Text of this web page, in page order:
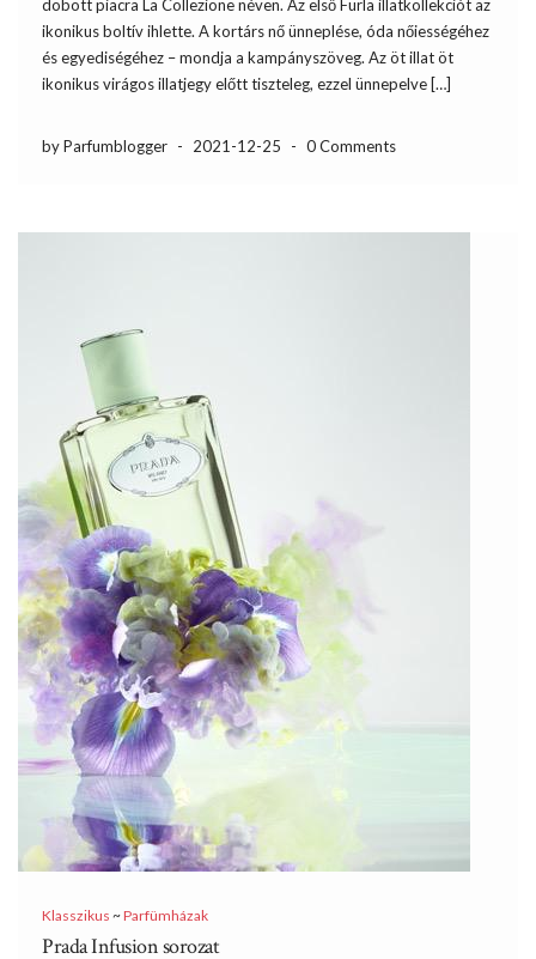
dobott piacra La Collezione néven. Az első Furla illatkollekciót az
ikonikus boltív ihlette. A kortárs nő ünneplése, óda nőiességéhez
és egyediségéhez – mondja a kampányszöveg. Az öt illat öt
ikonikus virágos illatjegy előtt tiszteleg, ezzel ünnepelve […]
by Parfumblogger - 2021-12-25 - 0 Comments
Klasszikus ~Parfümházak
Prada Infusion sorozat